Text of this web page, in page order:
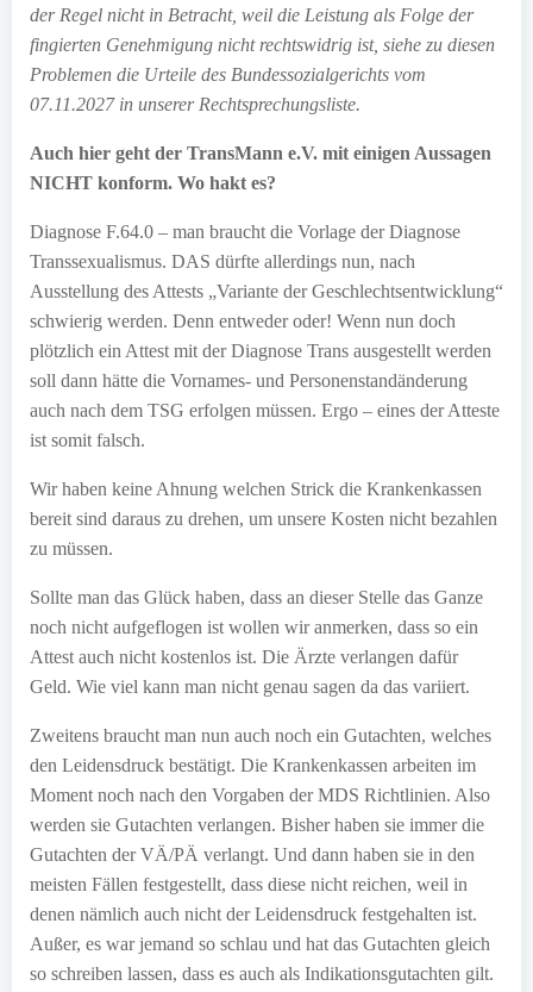
der Regel nicht in Betracht, weil die Leistung als Folge der
fingierten Genehmigung nicht rechtswidrig ist, siehe zu diesen
Problemen die Urteile des Bundessozialgerichts vom
07.11.2027 in unserer Rechtsprechungsliste.
Auch hier geht der TransMann e.V. mit einigen Aussagen
NICHT konform. Wo hakt es?
Diagnose F.64.0 – man braucht die Vorlage der Diagnose
Transsexualismus. DAS dürfte allerdings nun, nach
Ausstellung des Attests „Variante der Geschlechtsentwicklung“
schwierig werden. Denn entweder oder! Wenn nun doch
plötzlich ein Attest mit der Diagnose Trans ausgestellt werden
soll dann hätte die Vornames- und Personenstandänderung
auch nach dem TSG erfolgen müssen. Ergo – eines der Atteste
ist somit falsch.
Wir haben keine Ahnung welchen Strick die Krankenkassen
bereit sind daraus zu drehen, um unsere Kosten nicht bezahlen
zu müssen.
Sollte man das Glück haben, dass an dieser Stelle das Ganze
noch nicht aufgeflogen ist wollen wir anmerken, dass so ein
Attest auch nicht kostenlos ist. Die Ärzte verlangen dafür
Geld. Wie viel kann man nicht genau sagen da das variiert.
Zweitens braucht man nun auch noch ein Gutachten, welches
den Leidensdruck bestätigt. Die Krankenkassen arbeiten im
Moment noch nach den Vorgaben der MDS Richtlinien. Also
werden sie Gutachten verlangen. Bisher haben sie immer die
Gutachten der VÄ/PÄ verlangt. Und dann haben sie in den
meisten Fällen festgestellt, dass diese nicht reichen, weil in
denen nämlich auch nicht der Leidensdruck festgehalten ist.
Außer, es war jemand so schlau und hat das Gutachten gleich
so schreiben lassen, dass es auch als Indikationsgutachten gilt.